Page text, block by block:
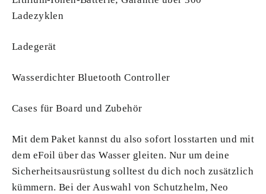
Ladezyklen
Ladegerät
Wasserdichter Bluetooth Controller
Cases für Board und Zubehör
Mit dem Paket kannst du also sofort losstarten und mit
dem eFoil über das Wasser gleiten. Nur um deine
Sicherheitsausrüstung solltest du dich noch zusätzlich
kümmern. Bei der Auswahl von Schutzhelm, Neo